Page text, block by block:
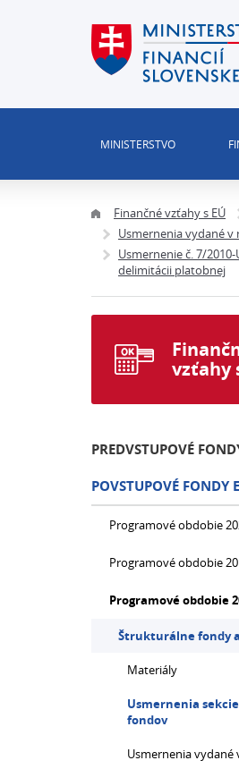
MINISTERSTVO
Finančné vzťahy s EÚ
Usmernenia vydané v
Usmernenie č. 7/
delimitácii platobnej
vzťahy
PREDVSTUPOVÉ
POVSTUPOVÉ FONDY
Programové obdobie
Programové obdobie
Programové obdobie
Štrukturálne fondy
Materiály
Usmernenia
fondov
Usmernenia vydané